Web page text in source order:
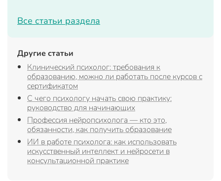
Все статьи раздела
Другие статьи
Клинический психолог: требования к
образованию, можно ли работать после курсов с
сертификатом
С чего психологу начать свою практику:
руководство для начинающих
Профессия нейропсихолога — кто это,
обязанности, как получить образование
ИИ в работе психолога: как использовать
искусственный интеллект и нейросети в
консультационной практике